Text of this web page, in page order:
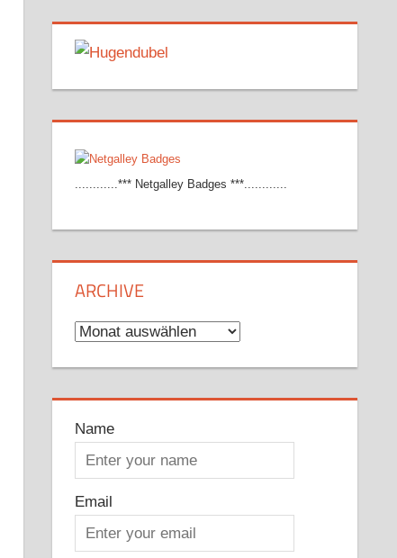
............*** Netgalley Badges ***............
ARCHIVE
Archive
Name
Email